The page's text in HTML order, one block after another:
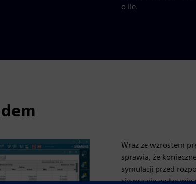
o ile.
Wraz ze wzrostem
sprawia, że
symulacji przed
się prawie wyłącznie